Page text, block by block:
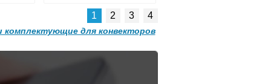
Конвектор
1 2 3 4
комплектующие для конвекторов